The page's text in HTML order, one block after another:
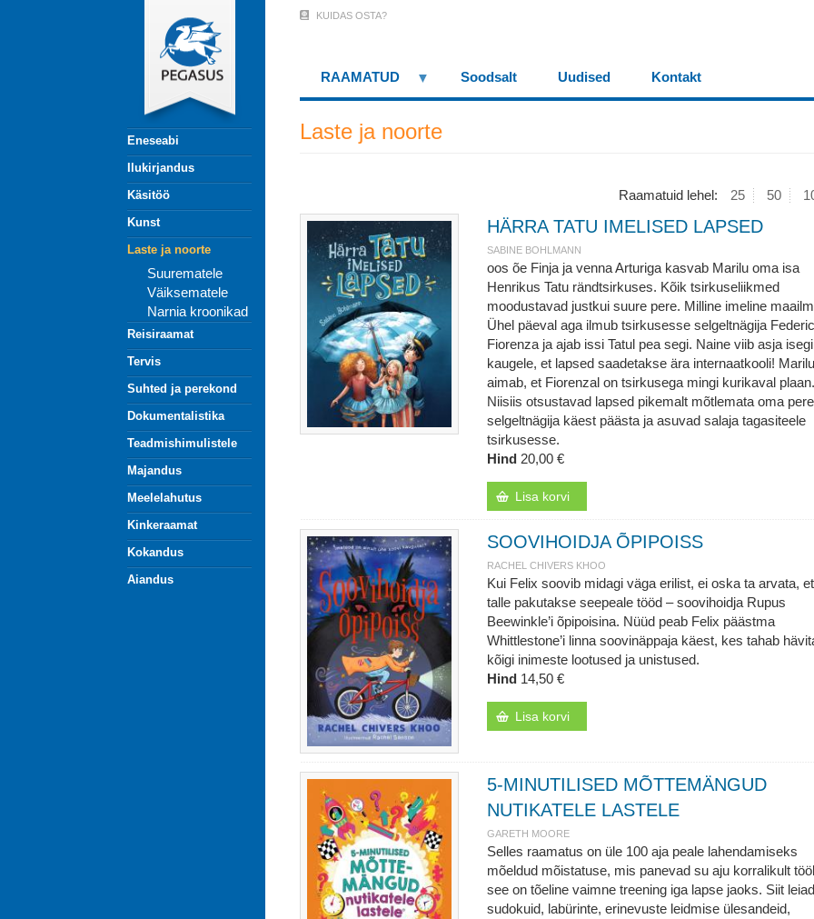
Eneseabi
Ilukirjandus
Käsitöö
Kunst
Laste ja noorte
Suurematele
Väiksematele
Narnia kroonikad
Reisiraamat
Tervis
Suhted ja perekond
Dokumentalistika
Teadmishimulistele
Majandus
Meelelahutus
Kinkeraamat
Kokandus
Aiandus
Menu
(logged
KUIDAS OSTA?
RAAMATUD Soodsalt Uudised Kontakt
Laste ja noorte
Raamatuid lehel: 25 50
HÄRRA TATU IMELISED LAPSED
SABINE BOHLMANN
oos õe Finja ja venna Arturiga kasvab Marilu oma isa
Henrikus Tatu rändtsirkuses. Kõik tsirkuseliikmed
moodustavad justkui suure pere. Milline imeline
Ühel päeval aga ilmub tsirkusesse selgeltnägija
Fiorenza ja ajab issi Tatul pea segi. Naine viib asja
kaugele, et lapsed saadetakse ära internaatkooli! Marilu
aimab, et Fiorenzal on tsirkusega mingi kurikaval plaan.
Niisiis otsustavad lapsed pikemalt mõtlemata oma pere
selgeltnägija käest päästa ja asuvad salaja tagasiteele
tsirkusesse.
Hind 20,00 €
Lisa korvi
SOOVIHOIDJA ÕPIPOISS
RACHEL CHIVERS KHOO
Kui Felix soovib midagi väga erilist, ei oska ta arvata, et
talle pakutakse seepeale tööd – soovihoidja Rupus
Beewinkle’i õpipoisina. Nüüd peab Felix päästma
Whittlestone’i linna soovinäppaja käest, kes tahab
kõigi inimeste lootused ja unistused.
Hind 14,50 €
Lisa korvi
5-MINUTILISED MÕTTEMÄNGUD
NUTIKATELE LASTELE
GARETH MOORE
Selles raamatus on üle 100 aja peale lahendamiseks
mõeldud mõistatuse, mis panevad su aju korralikult
see on tõeline vaimne treening iga lapse jaoks. Siit leiad
sudokuid, labürinte, erinevuste leidmise ülesandeid,